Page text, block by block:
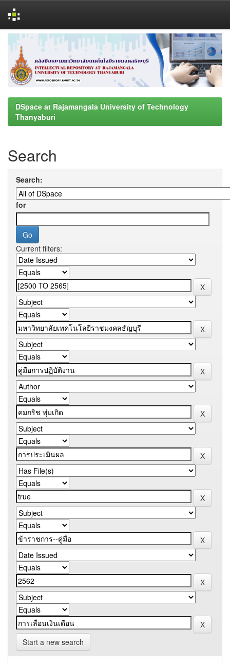
navigation
DSpace at Rajamangala University of Technology
Thanyaburi
Search
Search:
for
Current filters:
Start a new search